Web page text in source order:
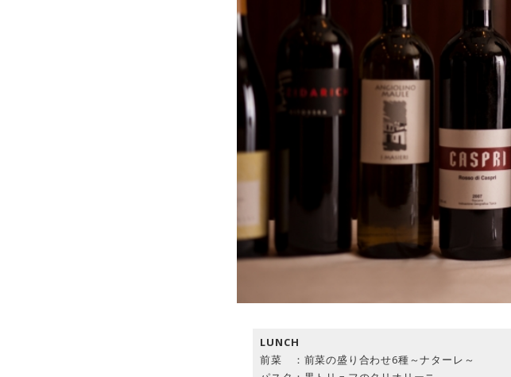
LUNCH
前菜 ：前菜の盛り合わせ6種～ナターレ～